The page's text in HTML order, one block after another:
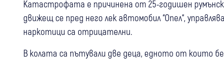
Катастрофата е причинена от 25-годишен
движещ се пред него лек автомобил “Опел“,
наркотици са отрицателни.
В колата са пътували две деца, едното от които